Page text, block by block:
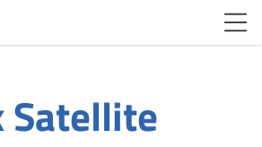
Satellite